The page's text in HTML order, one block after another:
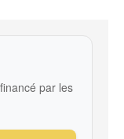
par les